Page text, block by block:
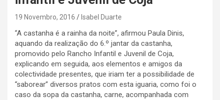
19 Novembro, 2016 Isabel Duarte
“A castanha é a rainha da noite”, afirmou Paula Dinis,
aquando da realização do 6.º jantar da castanha,
promovido pelo Rancho Infantil e Juvenil de Coja,
explicando em seguida, aos elementos e amigos da
colectividade presentes, que iriam ter a possibilidade de
“saborear” diversos pratos com esta iguaria, como foi o
caso da sopa da castanha, carne, acompanhada com